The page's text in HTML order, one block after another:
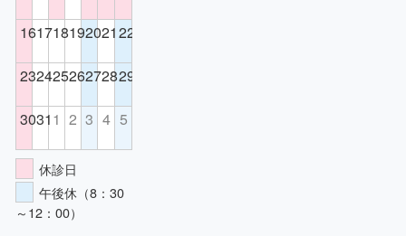
16171819202122
23242526272829
30311 2 3 4 5
休診日
午後休（8：30
～12：00）